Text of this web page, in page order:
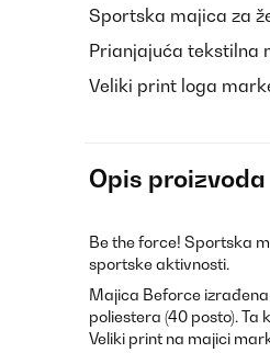
Sportska majica za
Prianjajuća tekstilna
Veliki print loga
Opis proizvoda
Be the force! Sportska
sportske aktivnosti.
Majica Beforce
poliestera (40 posto).
Veliki print na majici